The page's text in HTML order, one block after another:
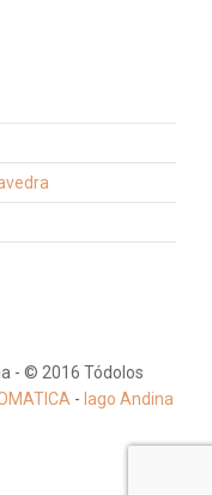
- © 2016 Tódolos
- Iago Andina